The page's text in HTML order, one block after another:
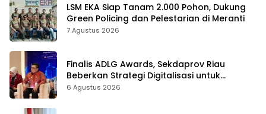
LSM EKA Siap Tanam 2.000 Pohon, Dukung
Green Policing dan Pelestarian di Meranti
7 Agustus 2026
Finalis ADLG Awards, Sekdaprov Riau
Beberkan Strategi Digitalisasi untuk
Tingkatkan Layanan Publik
6 Agustus 2026